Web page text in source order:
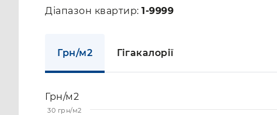
Діапазон квартир: 1-9999
Грн/м2 Гігакалорії
Грн/м2
30 грн/м2